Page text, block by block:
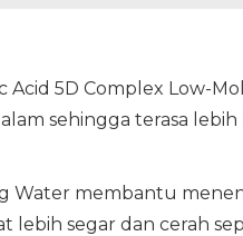
Acid 5D Complex Low-
sehingga terasa
Water membantu
lebih segar dan cerah